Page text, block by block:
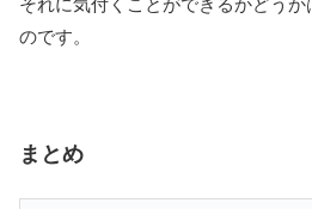
それに気付くことができるかどう
のです。
まとめ